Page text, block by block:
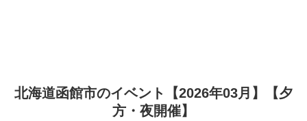
北海道函館市のイベント【2026年03月】【夕
方・夜開催】